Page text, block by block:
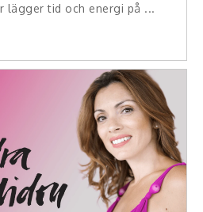
lägger tid och energi på ...